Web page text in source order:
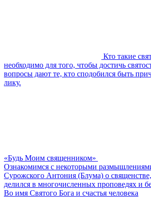
Кто такие
необходимо для того, чтобы достичь
вопросы дают те, кто сподобился быть
лику.
«Будь Моим священником»
Ознакомимся с некоторыми
Сурожского Антония (Блума) о
делился в многочисленных проповедях и
Во имя Святого Бога и счастья человека